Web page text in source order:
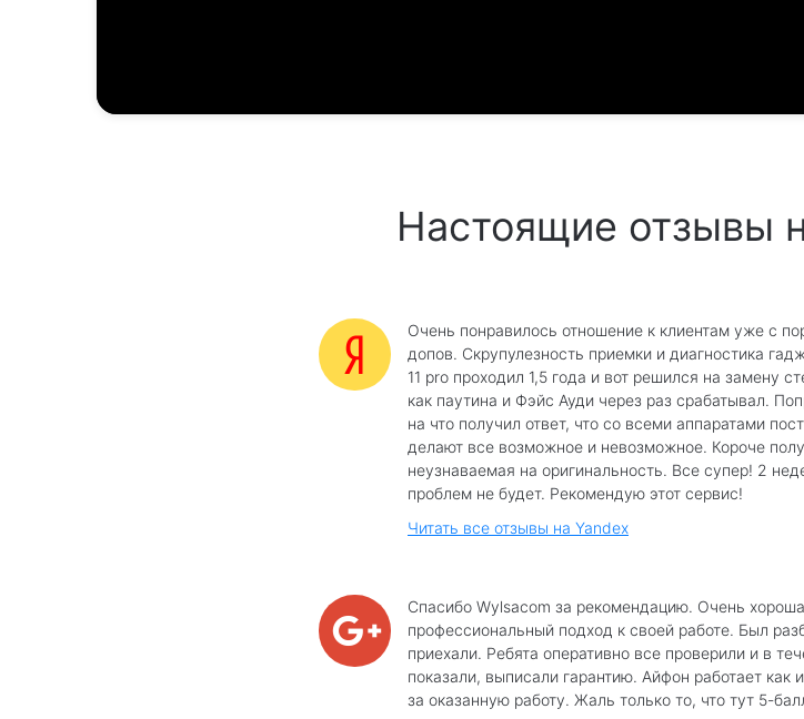
Настоящие отзывы
Очень понравилось отношение к клиентам уже с
допов. Скрупулезность приемки и диагностика
11 pro проходил 1,5 года и вот решился на замену
как паутина и Фэйс Ауди через раз срабатывал.
на что получил ответ, что со всеми аппаратами
делают все возможное и невозможное. Короче
неузнаваемая на оригинальность. Все супер! 2
проблем не будет. Рекомендую этот сервис!
Читать все отзывы на Yandex
Спасибо Wylsacom за рекомендацию. Очень
профессиональный подход к своей работе. Был
приехали. Ребята оперативно все проверили и в
показали, выписали гарантию. Айфон работает
за оказанную работу. Жаль только то, что тут 5-